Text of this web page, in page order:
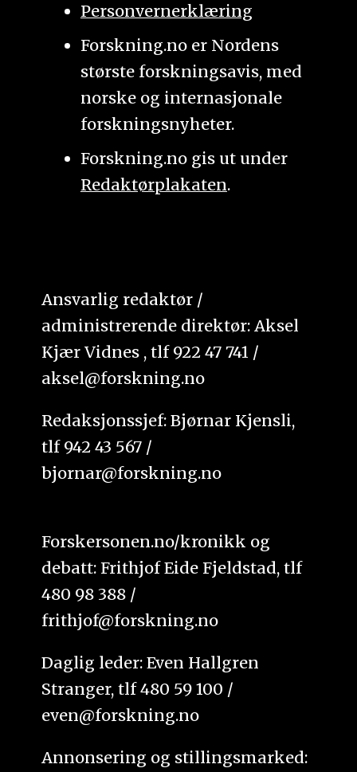
Personvernerklæring
Forskning.no er Nordens
største forskningsavis, med
norske og internasjonale
forskningsnyheter.
Forskning.no gis ut under
Redaktørplakaten.
Ansvarlig redaktør /
administrerende direktør: Aksel
Kjær Vidnes , tlf 922 47 741 /
aksel@forskning.no
Redaksjonssjef: Bjørnar Kjensli,
tlf 942 43 567 /
bjornar@forskning.no
Forskersonen.no/kronikk og
debatt: Frithjof Eide Fjeldstad, tlf
480 98 388 /
frithjof@forskning.no
Daglig leder: Even Hallgren
Stranger, tlf 480 59 100 /
even@forskning.no
Annonsering og stillingsmarked: